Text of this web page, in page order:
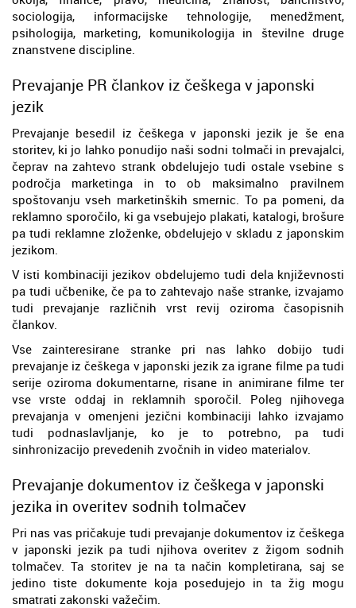
sociologija, informacijske tehnologije, menedžment,
psihologija, marketing, komunikologija in številne druge
znanstvene discipline.
Prevajanje PR člankov iz češkega v japonski
jezik
Prevajanje besedil iz češkega v japonski jezik je še ena
storitev, ki jo lahko ponudijo naši sodni tolmači in prevajalci,
čeprav na zahtevo strank obdelujejo tudi ostale vsebine s
področja marketinga in to ob maksimalno pravilnem
spoštovanju vseh marketinških smernic. To pa pomeni, da
reklamno sporočilo, ki ga vsebujejo plakati, katalogi, brošure
pa tudi reklamne zloženke, obdelujejo v skladu z japonskim
jezikom.
V isti kombinaciji jezikov obdelujemo tudi dela književnosti
pa tudi učbenike, če pa to zahtevajo naše stranke, izvajamo
tudi prevajanje različnih vrst revij oziroma časopisnih
člankov.
Vse zainteresirane stranke pri nas lahko dobijo tudi
prevajanje iz češkega v japonski jezik za igrane filme pa tudi
serije oziroma dokumentarne, risane in animirane filme ter
vse vrste oddaj in reklamnih sporočil. Poleg njihovega
prevajanja v omenjeni jezični kombinaciji lahko izvajamo
tudi podnaslavljanje, ko je to potrebno, pa tudi
sinhronizacijo prevedenih zvočnih in video materialov.
Prevajanje dokumentov iz češkega v japonski
jezika in overitev sodnih tolmačev
Pri nas vas pričakuje tudi prevajanje dokumentov iz češkega
v japonski jezik pa tudi njihova overitev z žigom sodnih
tolmačev. Ta storitev je na ta način kompletirana, saj se
jedino tiste dokumente koja posedujejo in ta žig mogu
smatrati zakonski važečim.